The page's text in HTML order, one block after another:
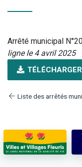
Arrêté municipal
ligne le 4 avril 2025
TÉLÉCHARGER
Liste des arrêtés